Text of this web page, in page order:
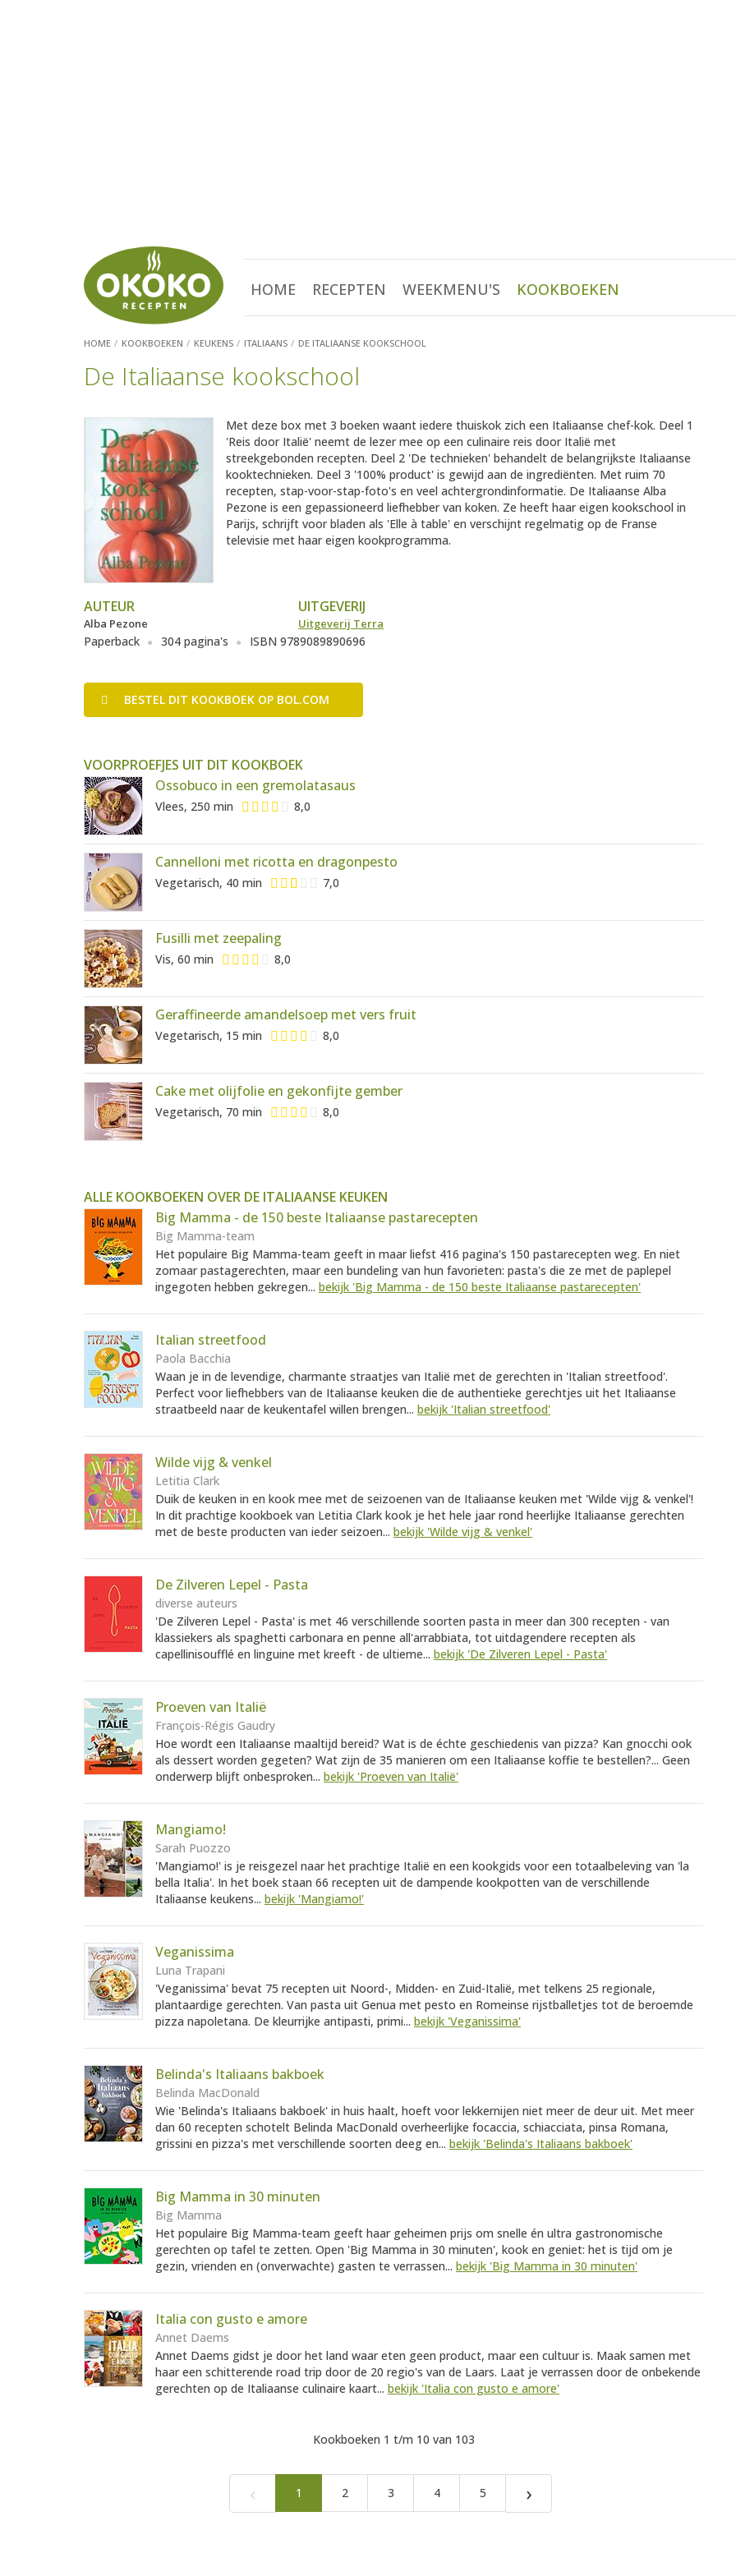
HOME RECEPTEN WEEKMENU'S KOOKBOEKEN
HOME KOOKBOEKEN KEUKENS ITALIAANS DE ITALIAANSE KOOKSCHOOL
De Italiaanse kookschool
Met deze box met 3 boeken waant iedere thuiskok zich een Italiaanse chef-kok. Deel 1
'Reis door Italië' neemt de lezer mee op een culinaire reis door Italië met
streekgebonden recepten. Deel 2 'De technieken' behandelt de belangrijkste Italiaanse
kooktechnieken. Deel 3 '100% product' is gewijd aan de ingrediënten. Met ruim 70
recepten, stap-voor-stap-foto's en veel achtergrondinformatie. De Italiaanse Alba
Pezone is een gepassioneerd liefhebber van koken. Ze heeft haar eigen kookschool in
Parijs, schrijft voor bladen als 'Elle à table' en verschijnt regelmatig op de Franse
televisie met haar eigen kookprogramma.
AUTEUR
Alba Pezone
UITGEVERIJ
Uitgeverij Terra
Paperback 304 pagina's ISBN 9789089890696
BESTEL DIT KOOKBOEK OP BOL.COM
VOORPROEFJES UIT DIT KOOKBOEK
Ossobuco in een gremolatasaus
Vlees, 250 min 8,0
Cannelloni met ricotta en dragonpesto
Vegetarisch, 40 min 7,0
Fusilli met zeepaling
Vis, 60 min 8,0
Geraffineerde amandelsoep met vers fruit
Vegetarisch, 15 min 8,0
Cake met olijfolie en gekonfijte gember
Vegetarisch, 70 min 8,0
ALLE KOOKBOEKEN OVER DE ITALIAANSE KEUKEN
Big Mamma - de 150 beste Italiaanse pastarecepten
Big Mamma-team
Het populaire Big Mamma-team geeft in maar liefst 416 pagina's 150 pastarecepten weg. En niet
zomaar pastagerechten, maar een bundeling van hun favorieten: pasta's die ze met de paplepel
ingegoten hebben gekregen... bekijk 'Big Mamma - de 150 beste Italiaanse pastarecepten'
Italian streetfood
Paola Bacchia
Waan je in de levendige, charmante straatjes van Italië met de gerechten in 'Italian streetfood'.
Perfect voor liefhebbers van de Italiaanse keuken die de authentieke gerechtjes uit het Italiaanse
straatbeeld naar de keukentafel willen brengen... bekijk 'Italian streetfood'
Wilde vijg & venkel
Letitia Clark
Duik de keuken in en kook mee met de seizoenen van de Italiaanse keuken met 'Wilde vijg & venkel'!
In dit prachtige kookboek van Letitia Clark kook je het hele jaar rond heerlijke Italiaanse gerechten
met de beste producten van ieder seizoen... bekijk 'Wilde vijg & venkel'
De Zilveren Lepel - Pasta
diverse auteurs
'De Zilveren Lepel - Pasta' is met 46 verschillende soorten pasta in meer dan 300 recepten - van
klassiekers als spaghetti carbonara en penne all'arrabbiata, tot uitdagendere recepten als
capellinisoufflé en linguine met kreeft - de ultieme... bekijk 'De Zilveren Lepel - Pasta'
Proeven van Italië
François-Régis Gaudry
Hoe wordt een Italiaanse maaltijd bereid? Wat is de échte geschiedenis van pizza? Kan gnocchi ook
als dessert worden gegeten? Wat zijn de 35 manieren om een Italiaanse koffie te bestellen?... Geen
onderwerp blijft onbesproken... bekijk 'Proeven van Italië'
Mangiamo!
Sarah Puozzo
'Mangiamo!' is je reisgezel naar het prachtige Italië en een kookgids voor een totaalbeleving van 'la
bella Italia'. In het boek staan 66 recepten uit de dampende kookpotten van de verschillende
Italiaanse keukens... bekijk 'Mangiamo!'
Veganissima
Luna Trapani
'Veganissima' bevat 75 recepten uit Noord-, Midden- en Zuid-Italië, met telkens 25 regionale,
plantaardige gerechten. Van pasta uit Genua met pesto en Romeinse rijstballetjes tot de beroemde
pizza napoletana. De kleurrijke antipasti, primi... bekijk 'Veganissima'
Belinda's Italiaans bakboek
Belinda MacDonald
Wie 'Belinda's Italiaans bakboek' in huis haalt, hoeft voor lekkernijen niet meer de deur uit. Met meer
dan 60 recepten schotelt Belinda MacDonald overheerlijke focaccia, schiacciata, pinsa Romana,
grissini en pizza's met verschillende soorten deeg en... bekijk 'Belinda's Italiaans bakboek'
Big Mamma in 30 minuten
Big Mamma
Het populaire Big Mamma-team geeft haar geheimen prijs om snelle én ultra gastronomische
gerechten op tafel te zetten. Open 'Big Mamma in 30 minuten', kook en geniet: het is tijd om je
gezin, vrienden en (onverwachte) gasten te verrassen... bekijk 'Big Mamma in 30 minuten'
Italia con gusto e amore
Annet Daems
Annet Daems gidst je door het land waar eten geen product, maar een cultuur is. Maak samen met
haar een schitterende road trip door de 20 regio's van de Laars. Laat je verrassen door de onbekende
gerechten op de Italiaanse culinaire kaart... bekijk 'Italia con gusto e amore'
Kookboeken 1 t/m 10 van 103
‹ 1 2 3 4 5 ›